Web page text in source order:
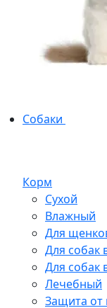
Собаки
Корм
Сухой
Влажный
Для
Для собак
Для собак
Лечебный
Защита от